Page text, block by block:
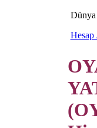
Dünya
Hesap